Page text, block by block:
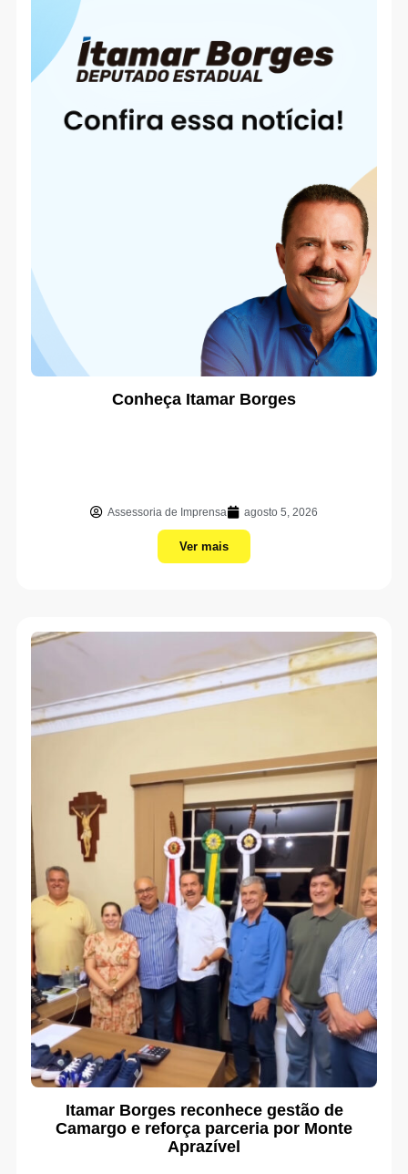
Conheça Itamar Borges
Assessoria de Imprensa agosto 5, 2026
Ver mais
Itamar Borges reconhece gestão de
Camargo e reforça parceria por Monte
Aprazível